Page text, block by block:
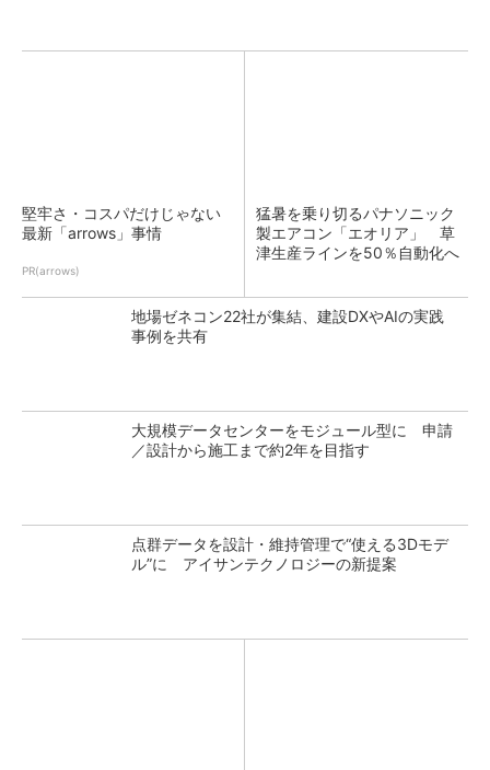
堅牢さ・コスパだけじゃない
最新「arrows」事情
PR(arrows)
猛暑を乗り切るパナソニック
製エアコン「エオリア」 草
津生産ラインを50％自動化へ
地場ゼネコン22社が集結、建設DXやAIの実践
事例を共有
大規模データセンターをモジュール型に 申請
／設計から施工まで約2年を目指す
点群データを設計・維持管理で“使える3Dモデ
ル”に アイサンテクノロジーの新提案